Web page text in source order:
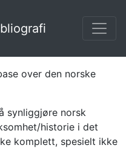
over den norske
synliggjøre norsk
historie i det
komplett, spesielt ikke